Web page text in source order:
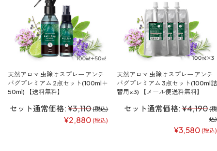
天然アロマ 虫除けスプレー アンチ
バグプレミアム 2点セット(100ml＋
50ml) 【送料無料】
セット通常価格:¥3,110(税込)
¥2,880 (税込)
天然アロマ 虫除けスプレー アンチ
バグプレミアム 3点セット(100ml詰
替用×3) 【メール便送料無料】
セット通常価格:¥4,190(税
込)
¥3,580 (税込)